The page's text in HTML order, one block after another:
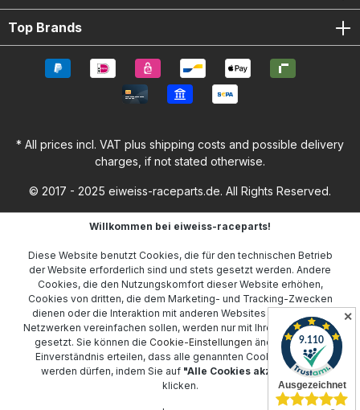
Top Brands
* All prices incl. VAT plus shipping costs and possible delivery
charges, if not stated otherwise.
© 2017 - 2025 eiweiss-raceparts.de. All Rights Reserved.
Willkommen bei eiweiss-raceparts!
Diese Website benutzt Cookies, die für den technischen Betrieb
der Website erforderlich sind und stets gesetzt werden. Andere
Cookies, die den Nutzungskomfort dieser Website erhöhen,
Cookies von dritten, die dem Marketing- und Tracking-Zwecken
dienen oder die Interaktion mit anderen Websites und sozialen
Netzwerken vereinfachen sollen, werden nur mit Ihrer Zustimmung
gesetzt. Sie können die Cookie-Einstellungen ändern oder Ihr
Einverständnis erteilen, dass alle genannten Cookies gesetzt
werden dürfen, indem Sie auf "Alle Cookies akzeptieren"
klicken.
✕